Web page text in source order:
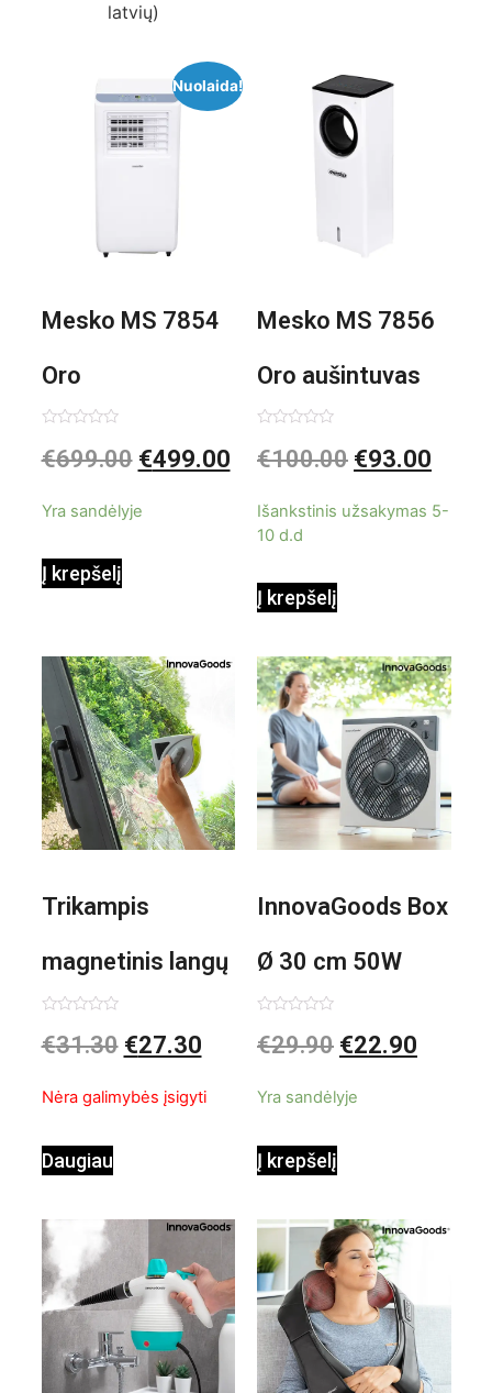
latvių)
Nuolaida!
Mesko MS 7854
Oro
kondicionierius
0
iš
€699.00 €499.00
Yra sandėlyje
Į krepšelį
Mesko MS 7856
Oro aušintuvas
be ašmenų 3in1
0
iš
€100.00 €93.00
Išankstinis užsakymas 5-
10 d.d
Į krepšelį
Trikampis
magnetinis langų
valiklis Klinmag
0
iš
€31.30 €27.30
Nėra galimybės įsigyti
Daugiau
InnovaGoods Box
Ø 30 cm 50W
Baltai pilkas
0
iš
€29.90 €22.90
Yra sandėlyje
Į krepšelį